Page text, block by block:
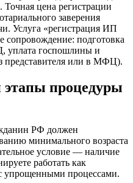
цена регистрации
заверения
Услуга «регистрация ИП
сопровождение: подготовка
уплата госпошлины и
представителя или в МФЦ).
этапы процедуры
РФ должен
минимального возраста
условие — наличие
работать как
упрощенными процессами.